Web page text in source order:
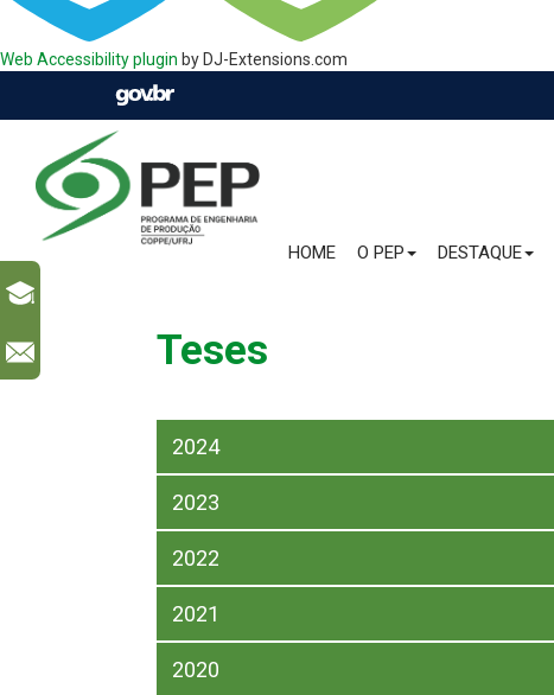
Web Accessibility plugin by DJ-Extensions.com
HOME O PEP DESTAQUE
Teses
2024
2023
2022
2021
2020